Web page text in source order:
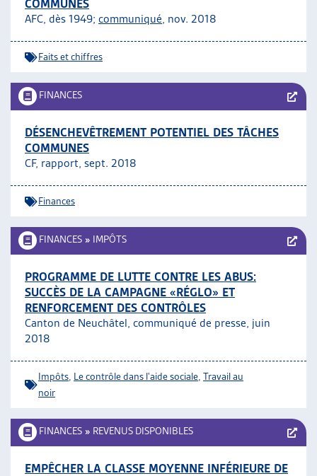
COMMUNES
AFC, dès 1949; communiqué, nov. 2018
Faits et chiffres
FINANCES
DÉSENCHEVÊTREMENT POTENTIEL DES TÂCHES
COMMUNES
CF, rapport, sept. 2018
Finances
FINANCES » IMPÔTS
PROGRAMME DE LUTTE CONTRE LES ABUS:
SUCCÈS DE LA CAMPAGNE «RÉGLO» ET
RENFORCEMENT DES CONTRÔLES
Canton de Neuchâtel, communiqué de presse, juin
2018
Impôts Le contrôle dans l'aide sociale Travail au
noir
FINANCES » REVENUS DISPONIBLES
EMPÊCHER LA CLASSE MOYENNE INFÉRIEURE DE